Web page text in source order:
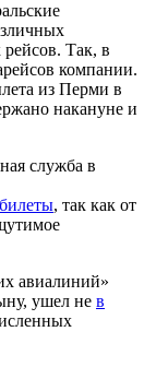
рейсов. Так, в
компании.
из Перми в
накануне и
служба в
, так как от
авиалиний»
ушел не в